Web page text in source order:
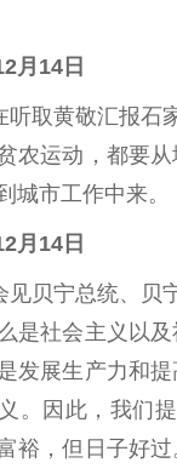
月14日
听取黄敬汇报石
农运动，都要
城市工作中来。
月14日
见贝宁总统、贝
是社会主义以
发展生产力和
。因此，我们
裕，但日子好